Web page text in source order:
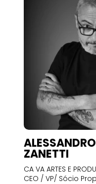
ZANETTI
CA VA ARTES E
CEO / VP/ Sócio